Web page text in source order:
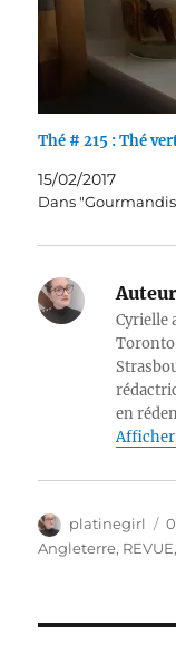
Thé # 215 : Thé
15/02/2017
Dans
Cyrielle
en
Afficher
Auteur
platinegirl
le
Angleterre, REVUE